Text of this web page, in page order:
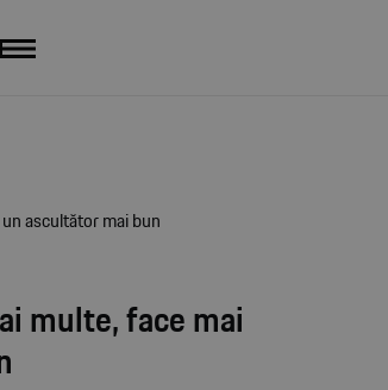
ascultător mai bun
multe, face mai